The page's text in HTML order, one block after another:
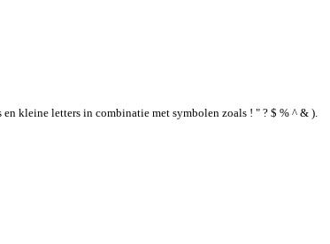
kleine letters in combinatie met symbolen zoals ! " ? $ % ^ & ).